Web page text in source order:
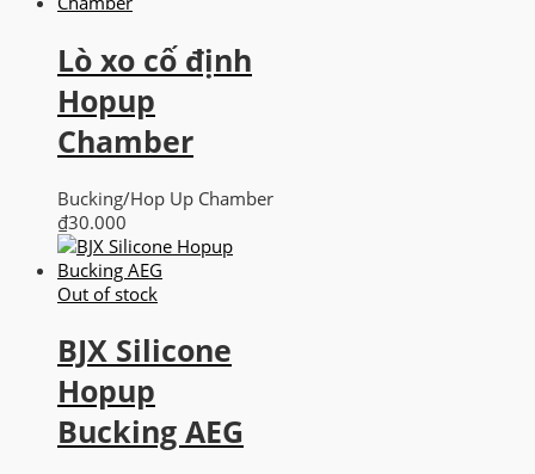
Lò xo cố định
Hopup
Chamber
Bucking/Hop Up Chamber
₫30.000
Out of stock
BJX Silicone
Hopup
Bucking AEG